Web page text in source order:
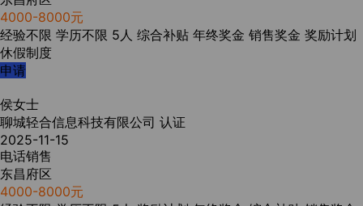
4000-8000元
经验不限 学历不限 5人 综合补贴 年终奖金 销售奖金 奖励计划
休假制度
申请
侯女士
聊城轻合信息科技有限公司 认证
2025-11-15
电话销售
东昌府区
4000-8000元